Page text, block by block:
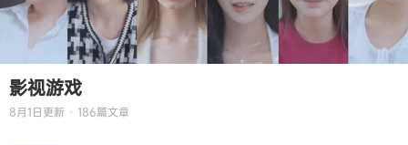
影视游戏
8月1日更新 · 186篇文章